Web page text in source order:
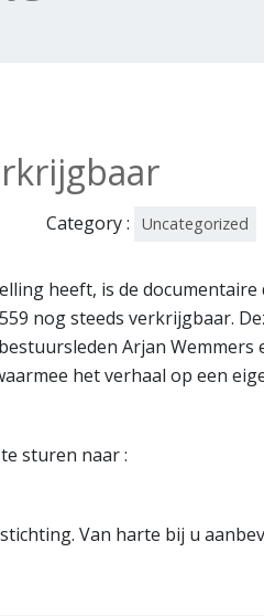
Category : Uncategorized
heeft, is de documentaire
nog steeds verkrijgbaar.
Arjan Wemmers
het verhaal op een
sturen naar :
Van harte bij u